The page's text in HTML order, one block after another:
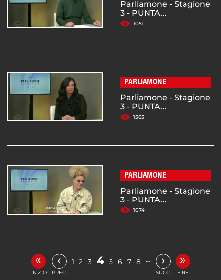
Parliamone - Stagione
3 - PUNTA...
1051
PARLIAMONE
Parliamone - Stagione
3 - PUNTA...
1565
PARLIAMONE
Parliamone - Stagione
3 - PUNTA...
1074
«
INIZIO
‹
PREC.
1 2 3 4 5 6 7 8 … ›
SUCC.
»
FINE